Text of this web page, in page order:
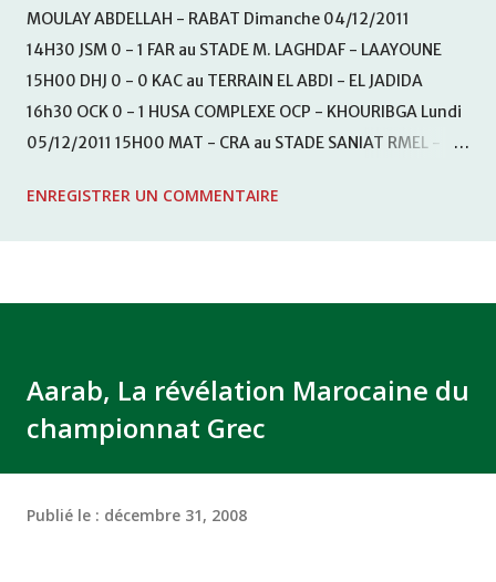
MOULAY ABDELLAH - RABAT Dimanche 04/12/2011
14H30 JSM 0 - 1 FAR au STADE M. LAGHDAF - LAAYOUNE
15H00 DHJ 0 - 0 KAC au TERRAIN EL ABDI - EL JADIDA
16h30 OCK 0 - 1 HUSA COMPLEXE OCP - KHOURIBGA Lundi
05/12/2011 15H00 MAT - CRA au STADE SANIAT RMEL -
KHEMISET Mardi 06/12/2011 15H00 WAF - OCS au
ENREGISTRER UN COMMENTAIRE
Aarab, La révélation Marocaine du
championnat Grec
Publié le : décembre 31, 2008